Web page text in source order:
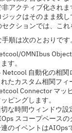
非アクティブ化され
ックはそのまま残
クションでは、これ
順は次のとおりです。
OMNIbus
す。
Netcool 自動化の相関
たカスタム相関フィ
Connector マッ
ピングします。
な時間ウィンドウ
スコープベースの
のイベントはAIOps